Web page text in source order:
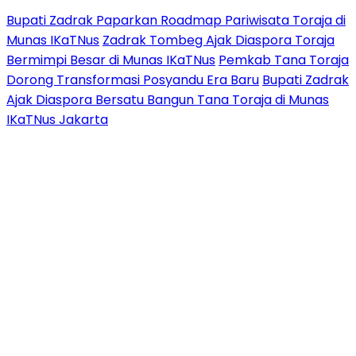
Bupati Zadrak Paparkan Roadmap Pariwisata Toraja di
Munas IKaTNus Zadrak Tombeg Ajak Diaspora Toraja
Bermimpi Besar di Munas IKaTNus Pemkab Tana Toraja
Dorong Transformasi Posyandu Era Baru Bupati Zadrak
Ajak Diaspora Bersatu Bangun Tana Toraja di Munas
IKaTNus Jakarta